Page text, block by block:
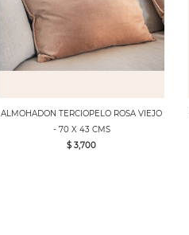
ALMOHADON TERCIOPELO ROSA VIEJO
- 70 X 43 CMS
$ 3,700